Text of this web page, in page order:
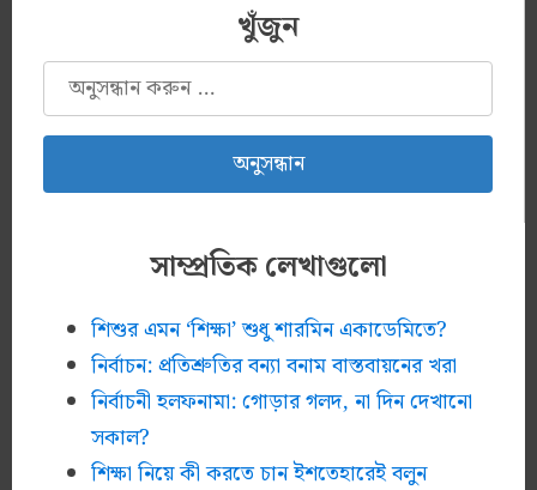
খুঁজুন
অনুসন্ধানঃ
সাম্প্রতিক লেখাগুলো
শিশুর এমন ‘শিক্ষা’ শুধু শারমিন একাডেমিতে?
নির্বাচন: প্রতিশ্রুতির বন্যা বনাম বাস্তবায়নের খরা
নির্বাচনী হলফনামা: গোড়ার গলদ, না দিন দেখানো
সকাল?
শিক্ষা নিয়ে কী করতে চান ইশতেহারেই বলুন